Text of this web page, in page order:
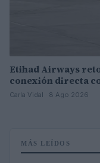
Etihad Airways
conexión directa
Carla Vidal · 8 Ago 2026
MÁS LEÍDOS